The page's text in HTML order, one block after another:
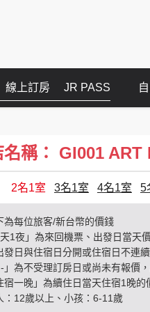
線上訂房 JR PASS
名稱： GI001
2名1室 3名1室 4名1室 5
為每位旅客/新台幣的價錢
天1夜」為來回機票、出發日當天
發日與住宿日分開或住宿日不連
-」為不受理訂房日或尚未有報價
宿一晚」為續住日當天住宿1晚的
：12歲以上、小孩：6-11歲